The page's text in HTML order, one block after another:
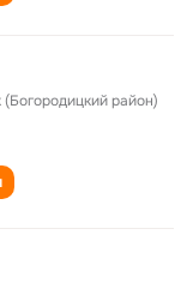
(Богородицкий район)